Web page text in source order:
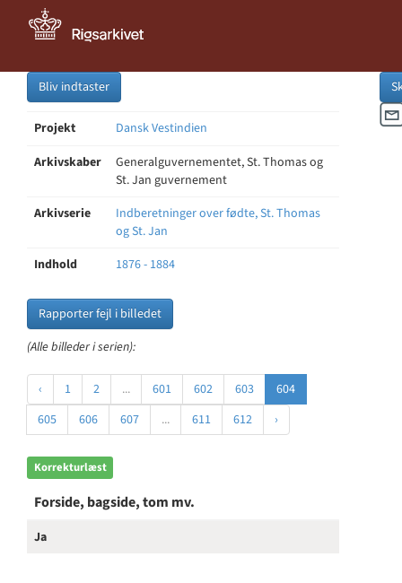
Bliv indtaster
Projekt
Dansk Vestindien
Arkivskaber
Generalguvernementet, St. Thomas og
St. Jan guvernement
Arkivserie
Indberetninger over fødte, St. Thomas
og St. Jan
Indhold
1876 - 1884
Rapporter fejl i billedet
(Alle billeder i serien):
‹ 1 2 ... 601 602 603
604
605
606 607 ... 611 612 ›
Korrekturlæst
Forside, bagside, tom mv.
Ja